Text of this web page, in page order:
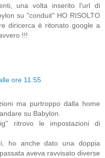
una volta inserito l'url di
su "conduit" HO RISOLTO
diricerca è ritonato google a
!!!
ore 11:55
ma purtroppo dalla home
su Babylon.
ritrovo le impostazioni di
ho anche dato una doppia
aveva ravvisato diverse